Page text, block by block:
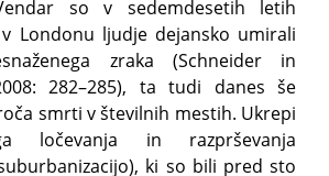
so v sedemdesetih letih
Londonu ljudje dejansko umirali
zraka (Schneider in
282–285), ta tudi danes še
smrti v številnih mestih. Ukrepi
ločevanja in razprševanja
ki so bili pred sto